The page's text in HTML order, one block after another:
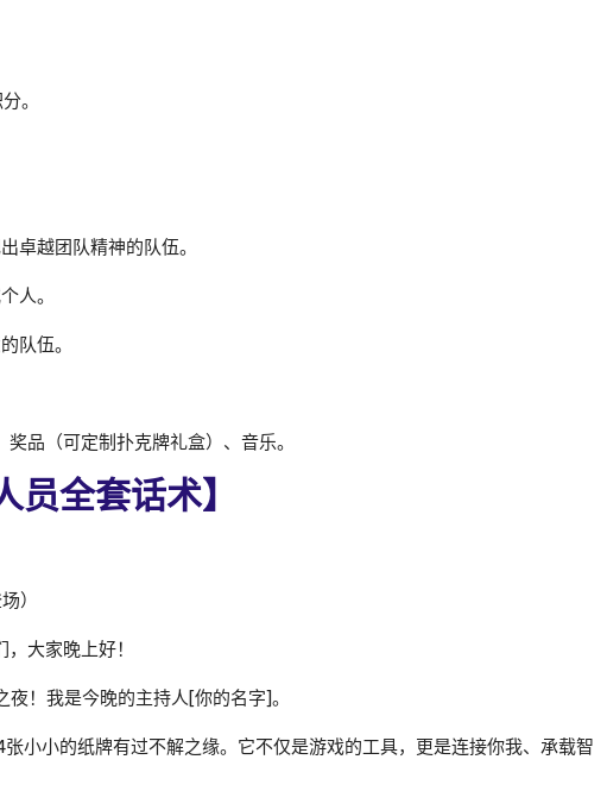
。
卓越团队精神的队伍。
人。
队伍。
品（可定制扑克牌礼盒）、音乐。
员全套话术】
）
大家晚上好！
夜！我是今晚的主持人[你的名字]。
小小的纸牌有过不解之缘。它不仅是游戏的工具，更是连接你我、承载智